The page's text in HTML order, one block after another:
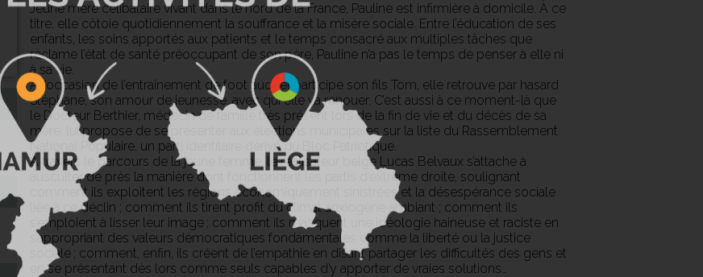
Jeune mère célibataire vivant dans le nord de la France, Pauline est infirmière à domicile. À ce
titre, elle côtoie quotidiennement la souffrance et la misère sociale. Entre l’éducation de ses
enfants, les soins apportés aux patients et le temps consacré aux multiples tâches que
réclame l’état de santé préoccupant de son père, Pauline n’a pas le temps de penser à elle ni
à sa vie.
À l’occasion de l’entraînement de foot auquel participe son fils Tom, elle retrouve par hasard
Stéphane, son amour de jeunesse, avec qui elle va renouer. C’est aussi à ce moment-là que
le Docteur Berthier, médecin de famille très présent lors de la fin de vie et du décès de sa
mère, lui propose de se présenter aux élections municipales sur la liste du Rassemblement
National Populaire, un parti identitaire dérivé du Bloc Patriotique.
À travers le parcours de la jeune femme, le réalisateur belge Lucas Belvaux s’attache à
ausculter de près la manière dont fonctionnent les partis d’extrême droite, soulignant
comment ils exploitent les régions économiquement sinistrées et la désespérance sociale
liée à ce déclin ; comment ils tirent profit du climat anxiogène ambiant ; comment ils
s’emploient à lisser leur image ; comment ils masquent une idéologie haineuse et raciste en
s’appropriant des valeurs démocratiques fondamentales comme la liberté ou la justice
sociale ; comment, enfin, ils créent de l’empathie en disant partager les difficultés des gens et
en se présentant dès lors comme seuls capables d’y apporter de vraies solutions…